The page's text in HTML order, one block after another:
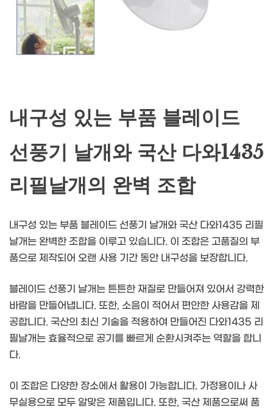
내구성 있는 부품 블레이드
선풍기 날개와 국산 다와1435
리필날개의 완벽 조합
내구성 있는 부품 블레이드 선풍기 날개와 국산 다와1435 리필
날개는 완벽한 조합을 이루고 있습니다. 이 조합은 고품질의 부
품으로 제작되어 오랜 사용 기간 동안 내구성을 보장합니다.
블레이드 선풍기 날개는 튼튼한 재질로 만들어져 있어서 강력한
바람을 만들어냅니다. 또한, 소음이 적어서 편안한 사용감을 제
공합니다. 국산의 최신 기술을 적용하여 만들어진 다와1435 리
필날개는 효율적으로 공기를 빠르게 순환시켜주는 역할을 합니
다.
이 조합은 다양한 장소에서 활용이 가능합니다. 가정용이나 사
무실용으로 모두 알맞은 제품입니다. 또한, 국산 제품으로써 품